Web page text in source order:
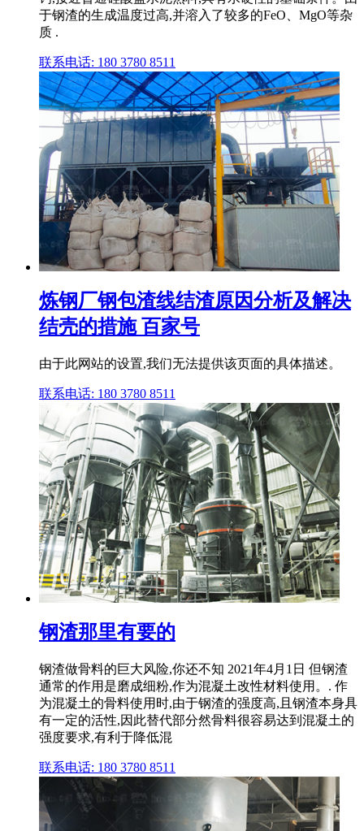
于钢渣的生成温度过高,并溶入了较多的FeO、MgO等杂
质 .
联系电话: 180 3780 8511
炼钢厂钢包渣线结渣原因分析及解决
结壳的措施 百家号
由于此网站的设置,我们无法提供该页面的具体描述。
联系电话: 180 3780 8511
钢渣那里有要的
钢渣做骨料的巨大风险,你还不知 2021年4月1日 但钢渣
通常的作用是磨成细粉,作为混凝土改性材料使用。. 作
为混凝土的骨料使用时,由于钢渣的强度高,且钢渣本身具
有一定的活性,因此替代部分然骨料很容易达到混凝土的
强度要求,有利于降低混
联系电话: 180 3780 8511